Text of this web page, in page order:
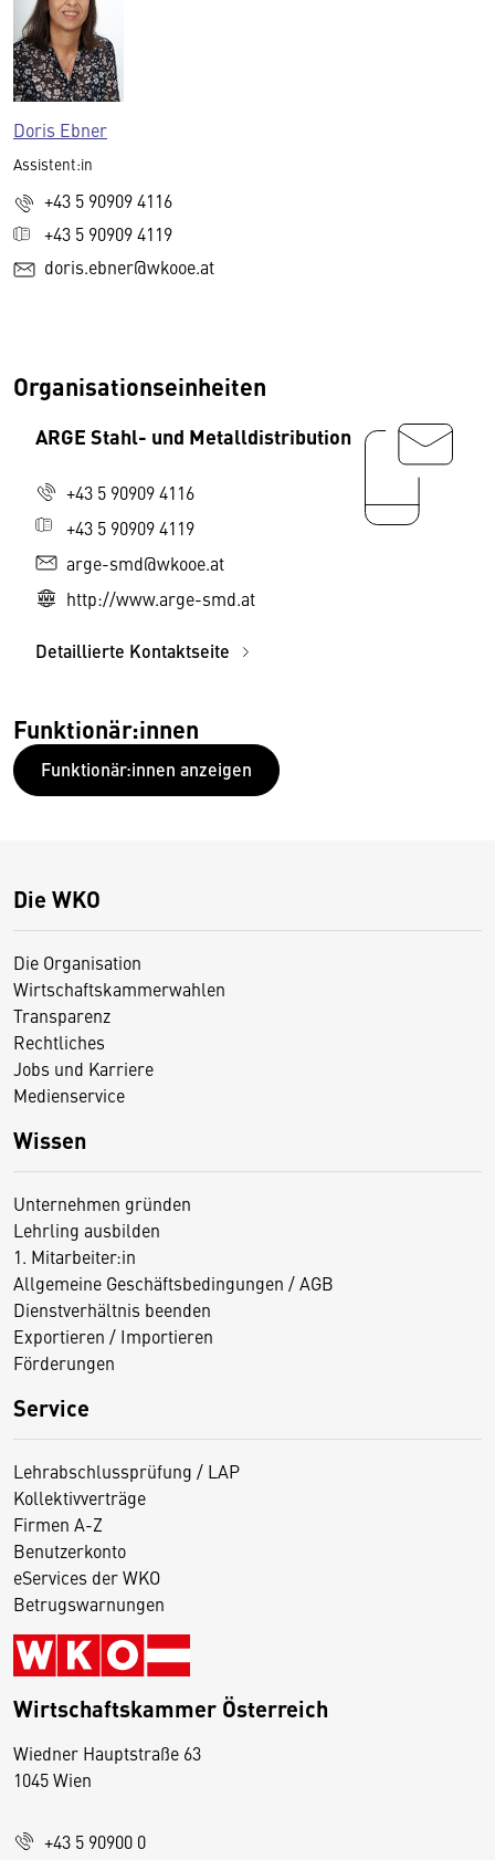
Doris Ebner
Assistent:in
+43 5 90909 4116
+43 5 90909 4119
doris.ebner@wkooe.at
Organisationseinheiten
ARGE Stahl- und Metalldistribution
+43 5 90909 4116
+43 5 90909 4119
arge-smd@wkooe.at
http://www.arge-smd.at
Detaillierte Kontaktseite
Funktionär:innen
Funktionär:innen anzeigen
Die WKO
Die Organisation
Wirtschaftskammerwahlen
Transparenz
Rechtliches
Jobs und Karriere
Medienservice
Wissen
Unternehmen gründen
Lehrling ausbilden
1. Mitarbeiter:in
Allgemeine Geschäftsbedingungen / AGB
Dienstverhältnis beenden
Exportieren / Importieren
Förderungen
Service
Lehrabschlussprüfung / LAP
Kollektivverträge
Firmen A-Z
Benutzerkonto
eServices der WKO
Betrugswarnungen
Wirtschaftskammer Österreich
Wiedner Hauptstraße 63
1045 Wien
+43 5 90900 0
D
s